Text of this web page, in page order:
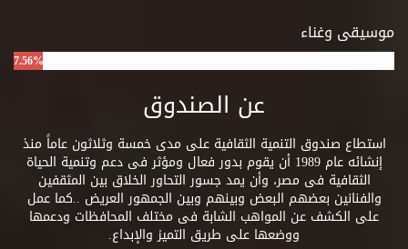
موسيقى وغناء
7.56%
عن الصندوق
استطاع صندوق التنمية الثقافية على مدى خمسة وثلاثون عاماً منذ
إنشائه عام 1989 أن يقوم بدور فعال ومؤثر فى دعم وتنمية الحياة
الثقافية فى مصر، وأن يمد جسور التحاور الخلاق بين المثقفين
والفنانين بعضهم البعض وبينهم وبين الجمهور العريض ..كما عمل
على الكشف عن المواهب الشابة فى مختلف المحافظات ودعمها
ووضعها على طريق التميز والإبداع.